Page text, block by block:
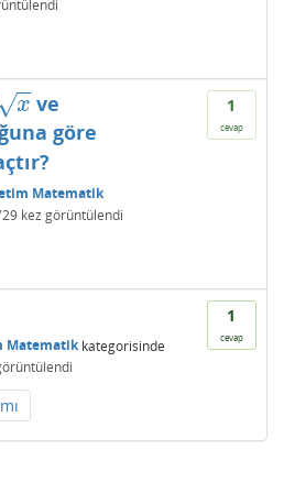
1
cevap
x
−
−ve
göre
Matematik
kez görüntülendi
1
cevap
Matematikkategorisinde